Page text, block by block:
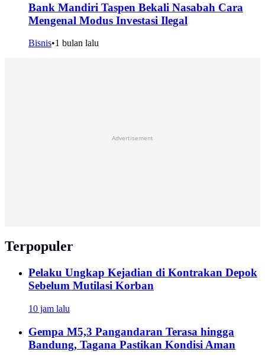
Bank Mandiri Taspen Bekali Nasabah Cara
Mengenal Modus Investasi Ilegal
Bisnis•1 bulan lalu
Advertisement
Terpopuler
Pelaku Ungkap Kejadian di Kontrakan Depok
Sebelum Mutilasi Korban
10 jam lalu
Gempa M5,3 Pangandaran Terasa hingga
Bandung, Tagana Pastikan Kondisi Aman